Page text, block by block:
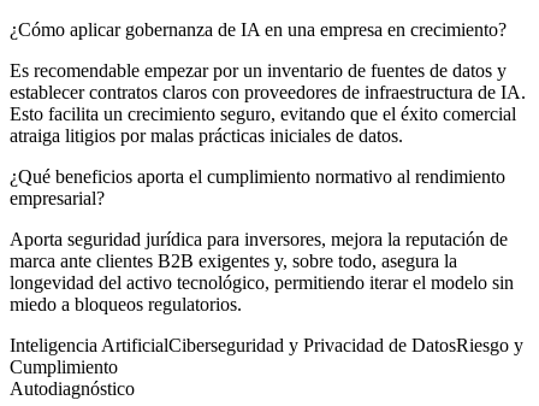
¿Cómo aplicar gobernanza de IA en una empresa en crecimiento?
Es recomendable empezar por un inventario de fuentes de datos y
establecer contratos claros con proveedores de infraestructura de IA.
Esto facilita un crecimiento seguro, evitando que el éxito comercial
atraiga litigios por malas prácticas iniciales de datos.
¿Qué beneficios aporta el cumplimiento normativo al rendimiento
empresarial?
Aporta seguridad jurídica para inversores, mejora la reputación de
marca ante clientes B2B exigentes y, sobre todo, asegura la
longevidad del activo tecnológico, permitiendo iterar el modelo sin
miedo a bloqueos regulatorios.
Inteligencia ArtificialCiberseguridad y Privacidad de DatosRiesgo y
Cumplimiento
Autodiagnóstico